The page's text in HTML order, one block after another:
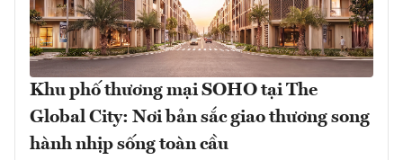
Khu phố thương mại SOHO tại The
Global City: Nơi bản sắc giao thương song
hành nhịp sống toàn cầu